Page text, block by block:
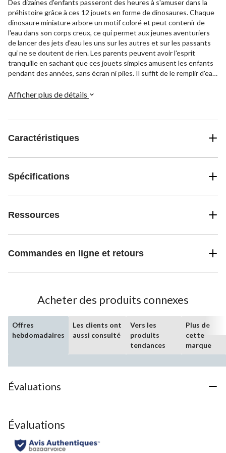
Des dizaines d'enfants passeront des heures à s'amuser dans la
préhistoire grâce à ces 12 jouets en forme de dinosaures. Chaque
dinosaure miniature arbore un motif coloré et peut contenir de
l'eau dans son corps creux, ce qui permet aux jeunes aventuriers
de lancer des jets d'eau les uns sur les autres et sur les passants
qui ne se doutent de rien. Les parents peuvent avoir l'esprit
tranquille en sachant que ces jouets simples amusent les enfants
pendant des années, sans écran ni piles. Il suffit de le remplir d'eau,
comme dans le bon vieux temps lors des journées ensoleillées.
Afficher plus de détails
Caractéristiques
Spécifications
Ressources
Commandes en ligne et retours
Acheter des produits connexes
Offres
hebdomadaires
Les clients ont
aussi consulté
Vers les
produits
tendances
Plus de
cette
marque
Évaluations
Évaluations